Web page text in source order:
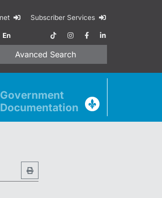
Subscriber Services
En
Avanced Search
Government
Documentation